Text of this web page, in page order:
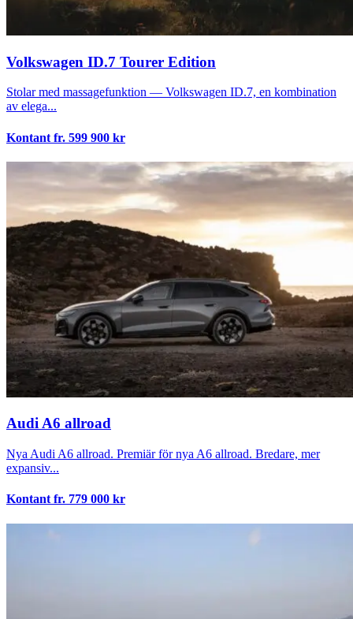
Volkswagen ID.7 Tourer Edition
Stolar med massagefunktion — Volkswagen ID.7, en kombination
av elega...
Kontant fr. 599 900 kr
Audi A6 allroad
Nya Audi A6 allroad. Premiär för nya A6 allroad. Bredare, mer
expansiv...
Kontant fr. 779 000 kr